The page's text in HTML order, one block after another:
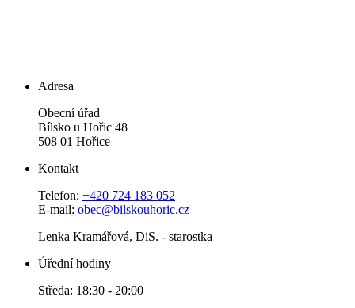
Adresa
Obecní úřad
Bílsko u Hořic 48
508 01 Hořice
Kontakt
Telefon: +420 724 183 052
E-mail: obec@bilskouhoric.cz
Lenka Kramářová, DiS. - starostka
Úřední hodiny
Středa: 18:30 - 20:00